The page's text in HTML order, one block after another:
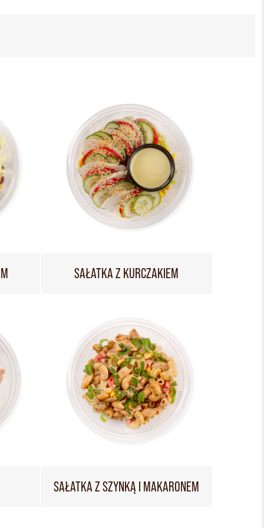
SAŁATKA Z KURCZAKIEM
SAŁATKA Z SZYNKĄ I MAKARONEM